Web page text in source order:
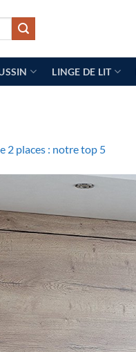
LINGE DE LIT
2 places : notre top 5